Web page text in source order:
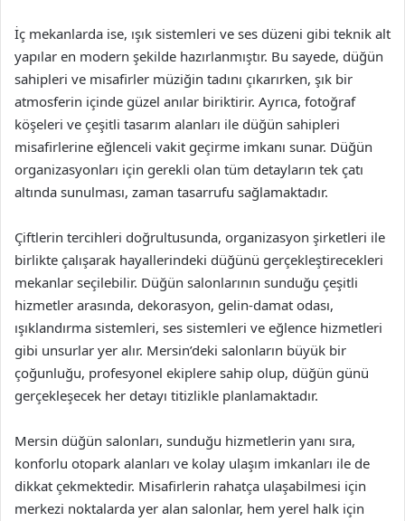
İç mekanlarda ise, ışık sistemleri ve ses düzeni gibi teknik alt
yapılar en modern şekilde hazırlanmıştır. Bu sayede, düğün
sahipleri ve misafirler müziğin tadını çıkarırken, şık bir
atmosferin içinde güzel anılar biriktirir. Ayrıca, fotoğraf
köşeleri ve çeşitli tasarım alanları ile düğün sahipleri
misafirlerine eğlenceli vakit geçirme imkanı sunar. Düğün
organizasyonları için gerekli olan tüm detayların tek çatı
altında sunulması, zaman tasarrufu sağlamaktadır.
Çiftlerin tercihleri doğrultusunda, organizasyon şirketleri ile
birlikte çalışarak hayallerindeki düğünü gerçekleştirecekleri
mekanlar seçilebilir. Düğün salonlarının sunduğu çeşitli
hizmetler arasında, dekorasyon, gelin-damat odası,
ışıklandırma sistemleri, ses sistemleri ve eğlence hizmetleri
gibi unsurlar yer alır. Mersin’deki salonların büyük bir
çoğunluğu, profesyonel ekiplere sahip olup, düğün günü
gerçekleşecek her detayı titizlikle planlamaktadır.
Mersin düğün salonları, sunduğu hizmetlerin yanı sıra,
konforlu otopark alanları ve kolay ulaşım imkanları ile de
dikkat çekmektedir. Misafirlerin rahatça ulaşabilmesi için
merkezi noktalarda yer alan salonlar, hem yerel halk için